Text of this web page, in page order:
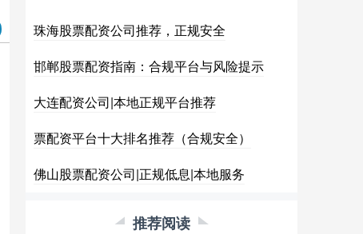
珠海股票配资公司推荐，正规安全
邯郸股票配资指南：合规平台与风险提示
大连配资公司|本地正规平台推荐
票配资平台十大排名推荐（合规安全）
佛山股票配资公司|正规低息|本地服务
推荐阅读